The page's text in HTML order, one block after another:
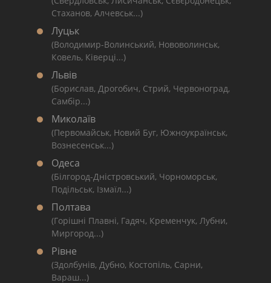
Стаханов, Алчевськ...)
Луцьк
(Володимир-Волинський, Нововолинськ,
Ковель, Ківерці...)
Львів
(Борислав, Дрогобич, Стрий, Червоноград,
Самбір...)
Миколаїв
(Первомайськ, Новий Буг, Южноукраїнськ,
Вознесенськ...)
Одеса
(Білгород-Дністровський, Чорноморськ,
Подільськ, Ізмаїл...)
Полтава
(Горішні Плавні, Гадяч, Кременчук, Лубни,
Миргород...)
Рівне
(Здолбунів, Дубно, Костопіль, Сарни,
Вараш...)